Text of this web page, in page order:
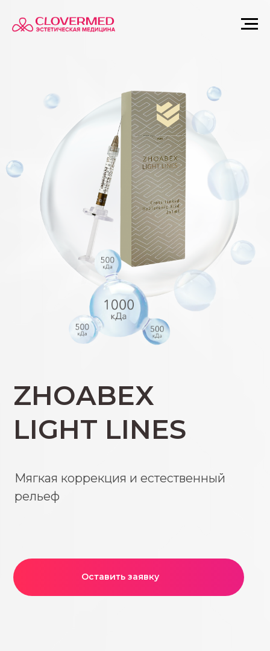
ZHOABEX
LIGHT LINES
Мягкая коррекция и естественный